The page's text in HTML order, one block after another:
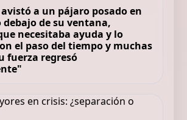
a un pájaro posado en
de su ventana,
necesitaba ayuda y lo
el paso del tiempo y muchas
fuerza regresó